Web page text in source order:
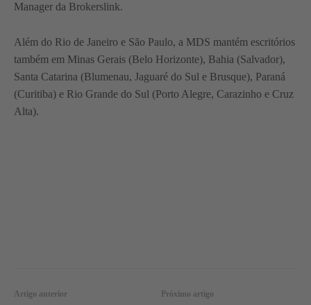
Manager da Brokerslink.
Além do Rio de Janeiro e São Paulo, a MDS mantém escritórios
também em Minas Gerais (Belo Horizonte), Bahia (Salvador),
Santa Catarina (Blumenau, Jaguaré do Sul e Brusque), Paraná
(Curitiba) e Rio Grande do Sul (Porto Alegre, Carazinho e Cruz
Alta).
Artigo anterior Próximo artigo